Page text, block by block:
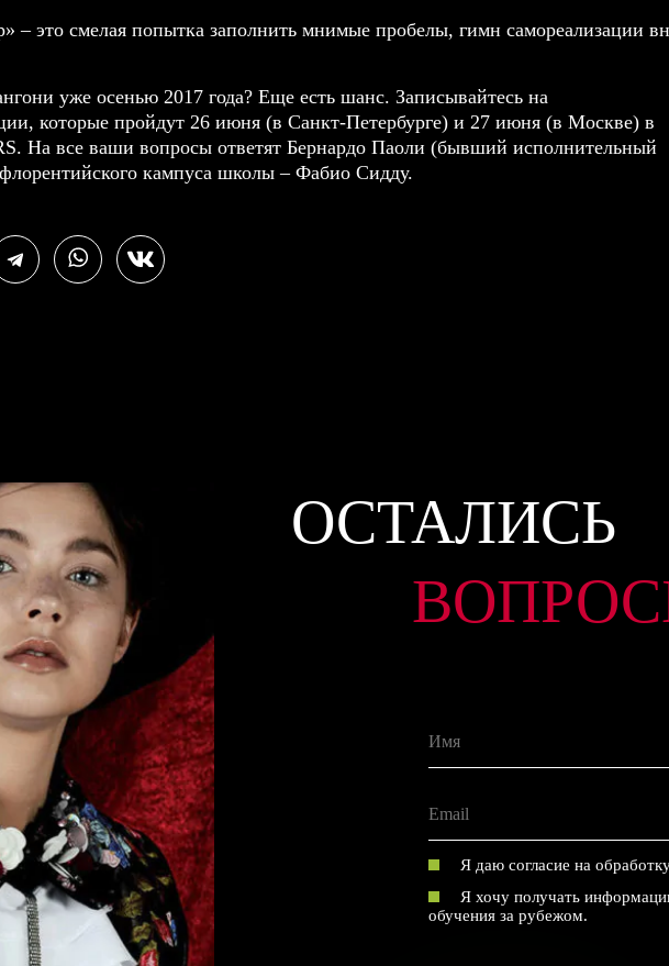
– это смелая попытка заполнить мнимые пробелы, гимн самореализации
уже осенью 2017 года? Еще есть шанс. Записывайтесь на
которые пройдут 26 июня (в Санкт-Петербурге) и 27 июня (в Москве) в
На все ваши вопросы ответят Бернардо Паоли (бывший исполнительный
кампуса школы – Фабио Сидду.
ОСТАЛИСЬ
Я даю согласие на
Я хочу получать
обучения за рубежом.